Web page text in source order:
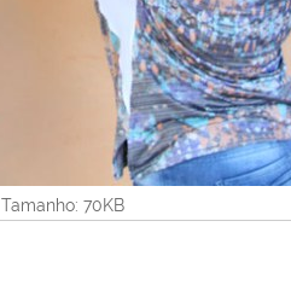
Tamanho: 70KB